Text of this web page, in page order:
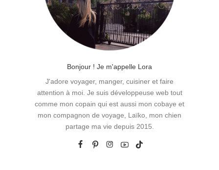
Bonjour ! Je m'appelle Lora
J'adore voyager, manger, cuisiner et faire
attention à moi. Je suis développeuse web tout
comme mon copain qui est aussi mon cobaye et
mon compagnon de voyage, Laïko, mon chien
partage ma vie depuis 2015.